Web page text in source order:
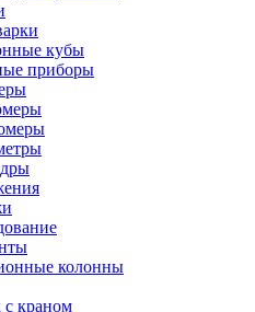
кубы
приборы
колонны
краном